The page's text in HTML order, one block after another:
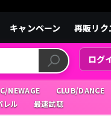
キャンペーン 再販リク
ログ
NEWAGE CLUB/DANCE
レル 最速試聴